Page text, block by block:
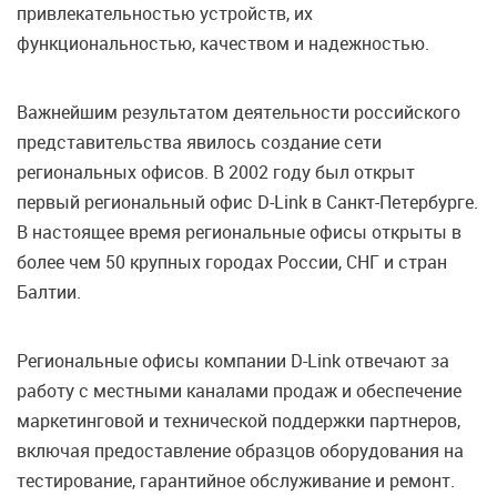
привлекательностью устройств, их
функциональностью, качеством и надежностью.
Важнейшим результатом деятельности российского
представительства явилось создание сети
региональных офисов. В 2002 году был открыт
первый региональный офис D-Link в Санкт-Петербурге.
В настоящее время региональные офисы открыты в
более чем 50 крупных городах России, СНГ и стран
Балтии.
Региональные офисы компании D-Link отвечают за
работу с местными каналами продаж и обеспечение
маркетинговой и технической поддержки партнеров,
включая предоставление образцов оборудования на
тестирование, гарантийное обслуживание и ремонт.